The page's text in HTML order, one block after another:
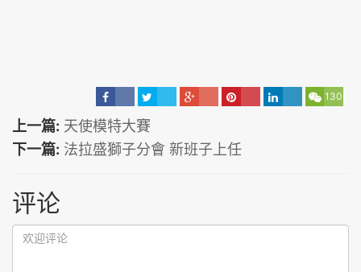
130
上一篇: 天使模特大賽
下一篇: 法拉盛獅子分會 新班子上任
评论